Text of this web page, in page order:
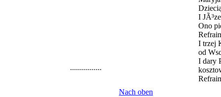
................
I
Ono
I trzej
od
I dary
Nach oben